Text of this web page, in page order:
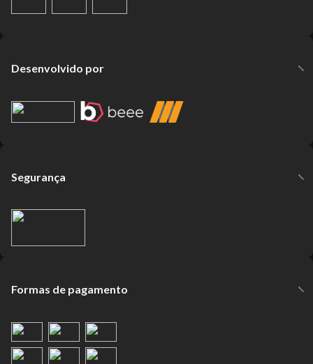
Desenvolvido por
Segurança
Formas de pagamento